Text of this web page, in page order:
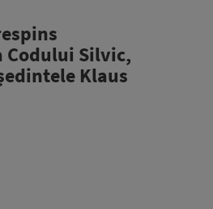
Codului Silvic,
Klaus